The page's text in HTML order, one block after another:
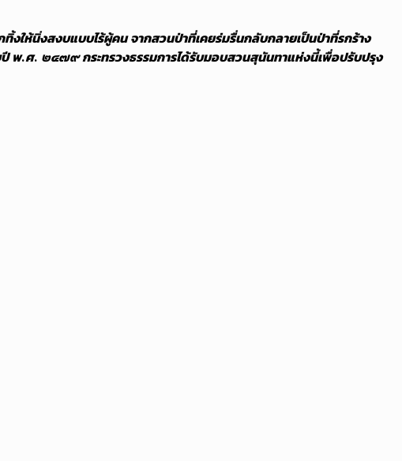
ให้นิ่งสงบแบบไร้ผู้คน จากสวนป่าที่เคยร่มรื่นกลับกลายเป็นป่าที่รกร้าง
พ.ศ. ๒๔๗๙ กระทรวงธรรมการได้รับมอบสวนสุนันทาแห่งนี้เพื่อปรับปรุง